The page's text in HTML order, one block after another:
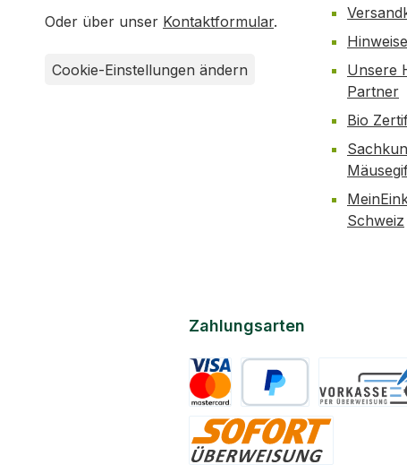
Oder über unser Kontaktformular.
Cookie-Einstellungen ändern
Unsere
Partner
Bio
Schweiz
Zahlungsarten
PayPal Vorkasse
Kreditkarte